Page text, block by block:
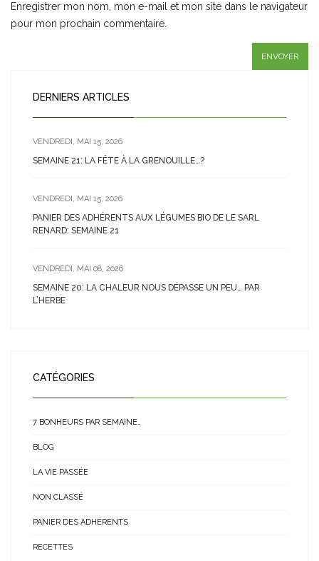
Enregistrer mon nom, mon e-mail et mon site dans le navigateur
pour mon prochain commentaire.
DERNIERS ARTICLES
VENDREDI, MAI 15, 2026
SEMAINE 21: LA FÊTE À LA GRENOUILLE…?
VENDREDI, MAI 15, 2026
PANIER DES ADHÉRENTS AUX LÉGUMES BIO DE LE SARL
RENARD: SEMAINE 21
VENDREDI, MAI 08, 2026
SEMAINE 20: LA CHALEUR NOUS DÉPASSE UN PEU… PAR
L’HERBE
CATÉGORIES
7 BONHEURS PAR SEMAINE…
BLOG
LA VIE PASSÉE
NON CLASSÉ
PANIER DES ADHÉRENTS
RECETTES